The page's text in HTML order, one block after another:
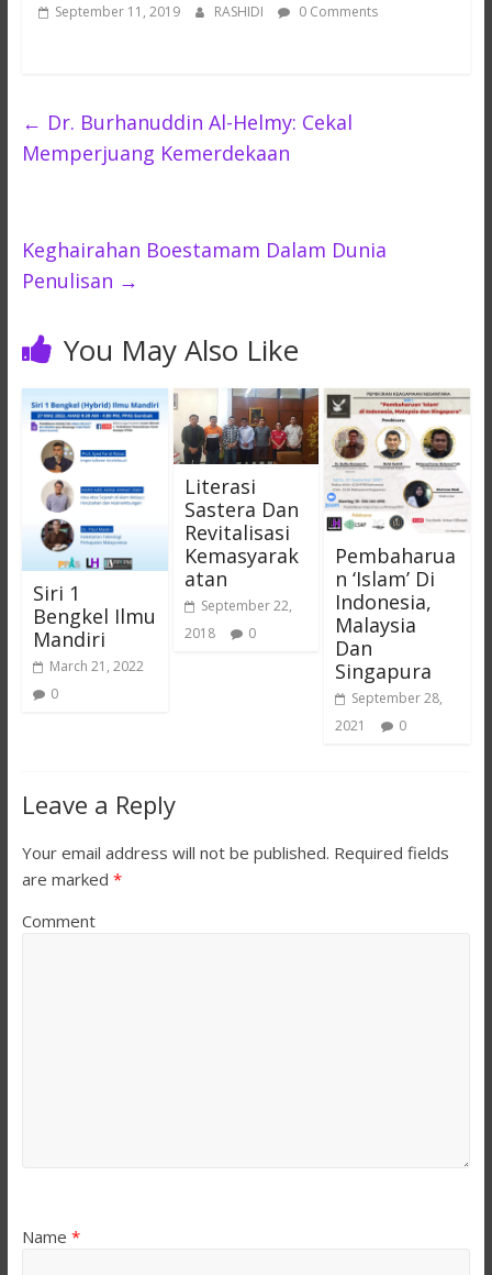
September 11, 2019 RASHIDI 0 Comments
← Dr. Burhanuddin Al-Helmy: Cekal
Memperjuang Kemerdekaan
Keghairahan Boestamam Dalam Dunia
Penulisan →
You May Also Like
Siri 1
Bengkel Ilmu
Mandiri
March 21, 2022
0
Literasi
Sastera Dan
Revitalisasi
Kemasyarak
atan
September 22,
2018
0
Pembaharua
n ‘Islam’ Di
Indonesia,
Malaysia
Dan
Singapura
September 28,
2021
0
Leave a Reply
Your email address will not be published. Required fields
are marked *
Comment
Name *